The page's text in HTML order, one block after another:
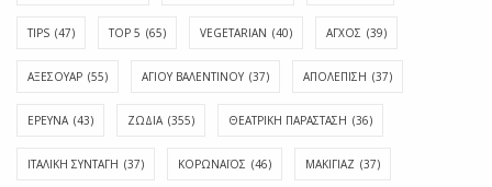
TIPS (47) TOP 5 (65) VEGETARIAN (40) ΑΓΧΟΣ (39)
ΑΞΕΣΟΥΑΡ (55) ΑΓΊΟΥ ΒΑΛΕΝΤΊΝΟΥ (37) ΑΠΟΛΈΠΙΣΗ (37)
ΕΡΕΥΝΑ (43) ΖΩΔΙΑ (355) ΘΕΑΤΡΙΚΗ ΠΑΡΑΣΤΑΣΗ (36)
ΙΤΑΛΙΚΗ ΣΥΝΤΑΓΗ (37) ΚΟΡΩΝΑΪΟΣ (46) ΜΑΚΙΓΙΑΖ (37)